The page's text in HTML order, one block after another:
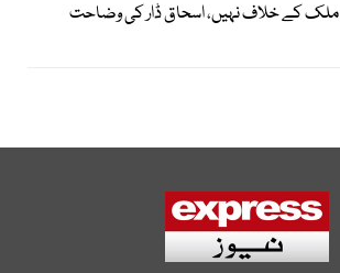
ملک کے خلاف نہیں، اسحاق ڈار کی وضاحت